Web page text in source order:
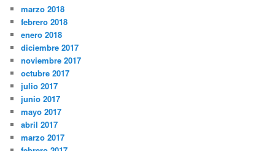
marzo 2018
febrero 2018
enero 2018
diciembre 2017
noviembre 2017
octubre 2017
julio 2017
junio 2017
mayo 2017
abril 2017
marzo 2017